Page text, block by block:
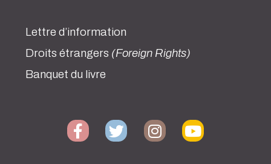
Lettre d’information
Droits étrangers (Foreign Rights)
Banquet du livre